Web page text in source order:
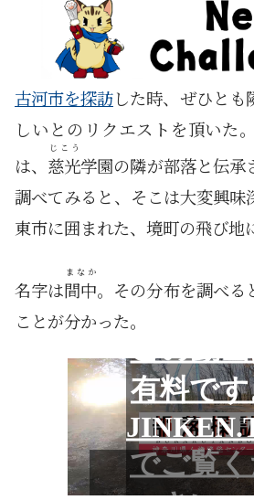
古河市を探訪した時、ぜひと
しいとのリクエストを頂いた
は、 慈光
じこう
学園の隣が部落と伝承
調べてみると、そこは大変興味
東市に囲まれた、境町の飛び地
名字は間中
まなか
。その分布を調べる
ことが分かった。